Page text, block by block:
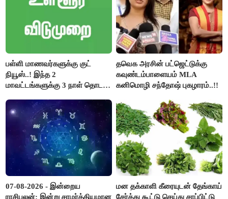
பள்ளி மாணவர்களுக்கு குட்
நியூஸ்..! இந்த 2
மாவட்டங்களுக்கு 3 நாள் தொடர்
தவெக அரசின் பட்ஜெட்டுக்கு
கவுண்டம்பாளையம் MLA
கனிமொழி சந்தோஷ் புகழாரம்..!!
07-08-2026 - இன்றைய
ராசிபலன்: இன்று சாமர்த்தியமான
மன தக்காளி கீரையுடன் தேங்காய்
சேர்த்து கூட்டு செய்து சாப்பிட்டு